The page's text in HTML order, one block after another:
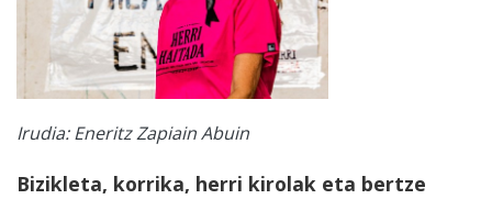
Irudia: Eneritz Zapiain Abuin
Bizikleta, korrika, herri kirolak eta bertze